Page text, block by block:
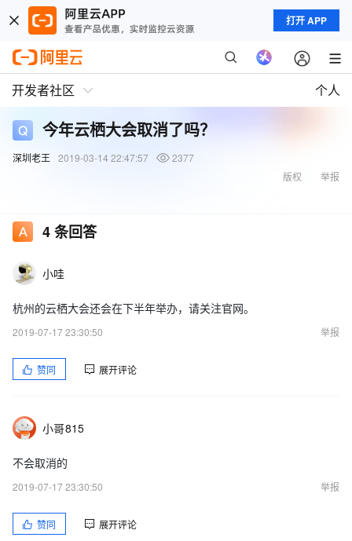
打开 APP
开发者社区 个人
今年云栖大会取消了吗？
深圳老王 2019-03-14 22:47:57
2377
举报
版权
4条回答
小哇
杭州的云栖大会还会在下半年举办，请关注官网。
2019-07-17 23:30:50
举报
赞同 展开评论
小哥815
不会取消的
2019-07-17 23:30:50
举报
赞同 展开评论